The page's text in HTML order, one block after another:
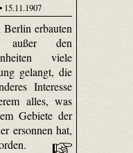
• 15.11.1907
erbauten
den
viele
gelangt, die
Interesse
alles, was
Gebiete der
ersonnen hat,